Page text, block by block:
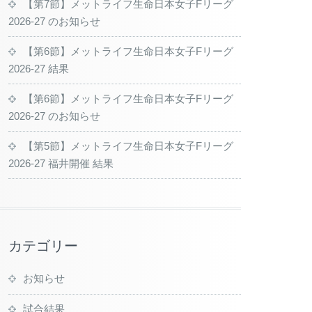
【第7節】メットライフ生命日本女子Fリーグ
2026-27 のお知らせ
【第6節】メットライフ生命日本女子Fリーグ
2026-27 結果
【第6節】メットライフ生命日本女子Fリーグ
2026-27 のお知らせ
【第5節】メットライフ生命日本女子Fリーグ
2026-27 福井開催 結果
カテゴリー
お知らせ
試合結果